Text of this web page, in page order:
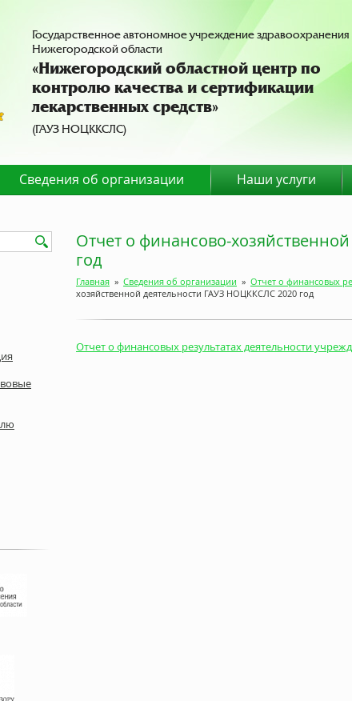
Отчет о финансово-
год
Главная » Сведения об организации » Отчет о финансовых
хозяйственной деятельности ГАУЗ НОЦККСЛС 2020 год
Отчет о финансовых результатах деятельности
Государственное автономное учреждение здравоохранения
Нижегородской области
«Нижегородский областной центр по
контролю качества и сертификации
лекарственных средств»
(ГАУЗ НОЦККСЛС)
Сведения об организации Наши услуги